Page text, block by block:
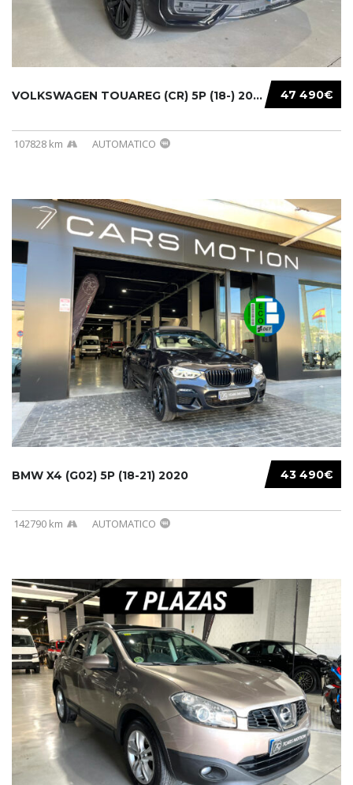
47 490€
VOLKSWAGEN TOUAREG (CR) 5P (18-) 2021...
107828 km AUTOMATICO
43 490€
BMW X4 (G02) 5P (18-21) 2020
142790 km AUTOMATICO